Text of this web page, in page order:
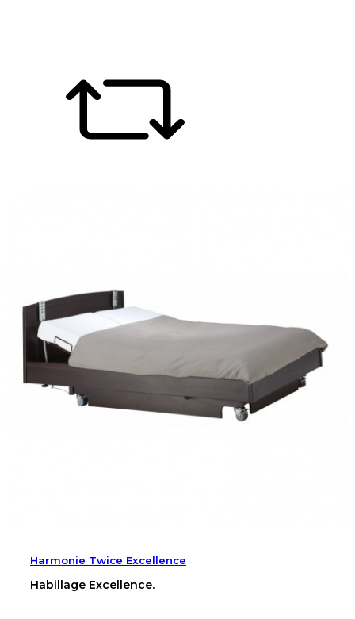
Harmonie Twice Excellence
Habillage Excellence.